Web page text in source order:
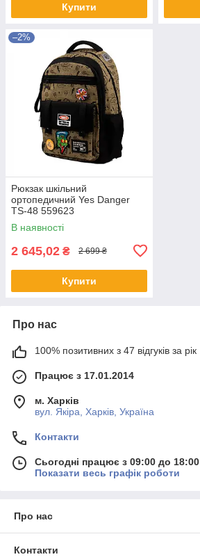
Купити
–2%
Рюкзак шкільний
ортопедичний Yes Danger
TS-48 559623
В наявності
2 645,02 ₴ 2 699 ₴
Купити
Про нас
100% позитивних з 47 відгуків за рік
Працює з 17.01.2014
м. Харків
вул. Якіра, Харків, Україна
Контакти
Сьогодні працює з 09:00 до 18:00
Показати весь графік роботи
Про нас
Контакти